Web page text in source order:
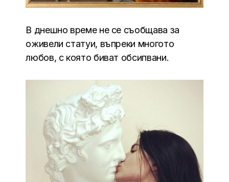
В днешно време не се съобщава за
оживели статуи, въпреки многото
любов, с която биват обсипвани.